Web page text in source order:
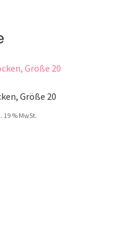
Größe 20
19 % MwSt.